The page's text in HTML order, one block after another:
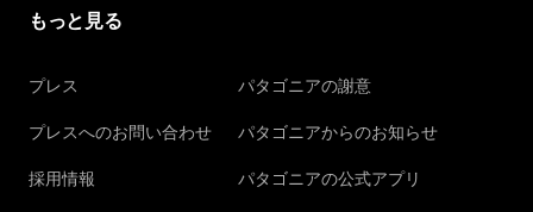
もっと見る
プレス
プレスへのお問い合わせ
採用情報
パタゴニアの謝意
パタゴニアからのお知らせ
パタゴニアの公式アプリ